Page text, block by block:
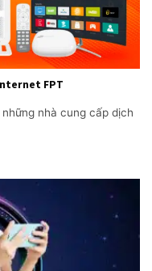
FPT
nhà cung cấp dịch